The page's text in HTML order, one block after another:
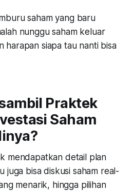
saham yang baru
nunggu saham keluar
harapan siapa tau nanti bisa
Praktek
Saham
mendapatkan detail plan
juga bisa diskusi saham real-
menarik, hingga pilihan